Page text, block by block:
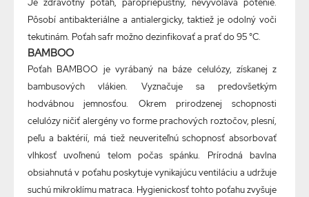
Je zdravotný poťah, paropriepustný, nevyvoláva potenie.
Pôsobí antibakteriálne a antialergicky, taktiež je odolný voči
tekutinám. Poťah safr možno dezinfikovať a prať do 95 °C.
BAMBOO
Poťah BAMBOO je vyrábaný na báze celulózy, získanej z
bambusových vlákien. Vyznačuje sa predovšetkým
hodvábnou jemnosťou. Okrem prirodzenej schopnosti
celulózy ničiť alergény vo forme prachových roztočov, plesní,
peľu a baktérií, má tiež neuveriteľnú schopnosť absorbovať
vlhkosť uvoľnenú telom počas spánku. Prírodná bavlna
obsiahnutá v poťahu poskytuje vynikajúcu ventiláciu a udržuje
suchú mikroklímu matraca. Hygienickosť tohto poťahu zvyšuje